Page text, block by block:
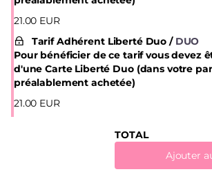
21.00 EUR
Tarif Adhérent Liberté Duo
DUO
Pour bénéficier de ce tarif vous devez
d'une Carte Liberté Duo (dans votre
préalablement achetée)
21.00 EUR
TOTAL
Ajouter